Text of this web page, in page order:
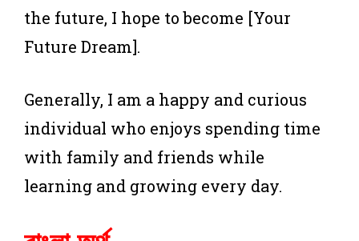
the future, I hope to become [Your
Future Dream].
Generally, I am a happy and curious
individual who enjoys spending time
with family and friends while
learning and growing every day.